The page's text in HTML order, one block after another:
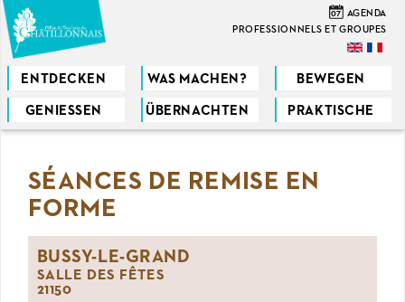
Direkt
zum
Inhalt
07 AGENDA
PROFESSIONNELS ET GROUPES
ENTDECKEN WAS MACHEN? BEWEGEN
GENIESSEN ÜBERNACHTEN PRAKTISCHE
Sie
hierSÉANCES DE REMISE EN
FORME
BUSSY-LE-GRAND
SALLE DES FÊTES
21150